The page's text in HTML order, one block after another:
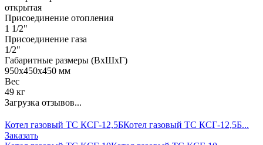
открытая
Присоединение отопления
1 1/2"
Присоединение газа
1/2"
Габаритные размеры (ВхШхГ)
950х450х450 мм
Вес
49 кг
Загрузка отзывов...
Котел газовый ТС КСГ-12,5БКотел газовый ТС КСГ-12,5Б...
Заказать